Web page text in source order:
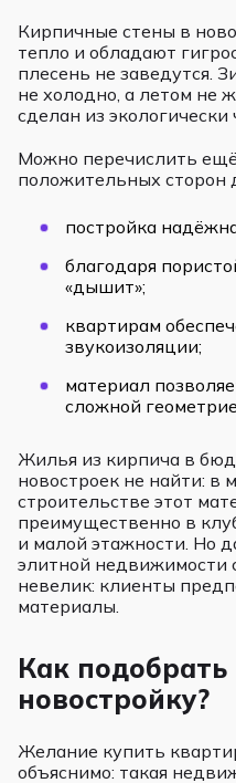
Кирпичные стены в
тепло и обладают
плесень не заведутся.
не холодно, а летом не
сделан из экологически
Можно перечислить
положительных сторон
постройка
благодаря
«дышит»;
квартирам
звукоизоляции;
материал
сложной
Жилья из кирпича в
новостроек не найти: в
строительстве этот
преимущественно в
и малой этажности. Но
элитной недвижимости
невелик: клиенты
материалы.
Как
новостройку?
Желание купить
объяснимо: такая